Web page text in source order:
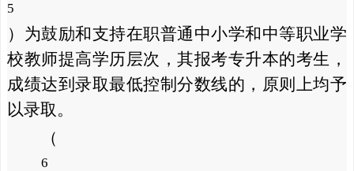
5
）为鼓励和支持在职普通中小学和中等职业学
校教师提高学历层次，其报考专升本的考生，
成绩达到录取最低控制分数线的，原则上均予
以录取。
（
6